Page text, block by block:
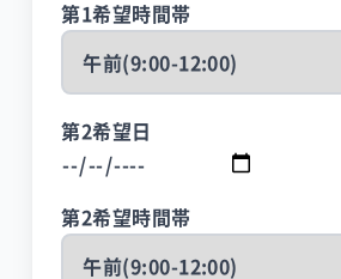
第1希望時間帯
第2希望日
第2希望時間帯